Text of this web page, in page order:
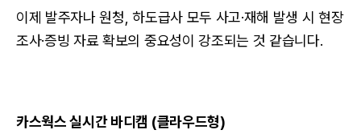
이제 발주자나 원청, 하도급사 모두 사고·재해 발생 시 현장
조사·증빙 자료 확보의 중요성이 강조되는 것 같습니다.
카스웍스 실시간 바디캠 (클라우드형)